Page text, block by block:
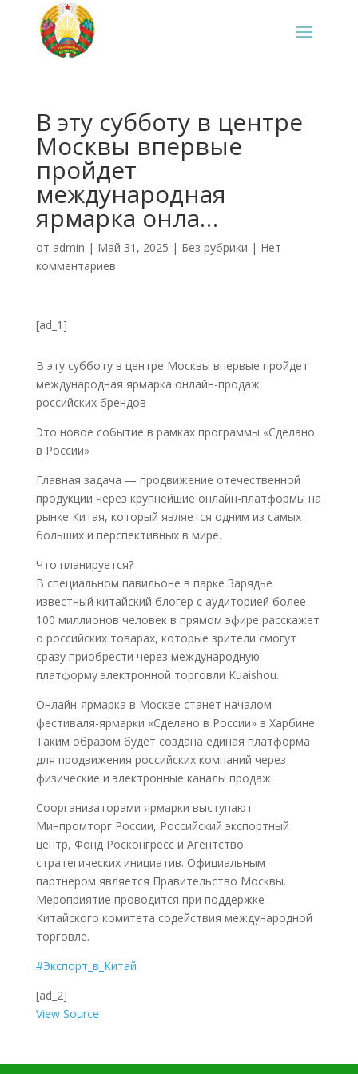
‍В эту субботу в центре
Москвы впервые
пройдет
международная
ярмарка онла…
от admin | Май 31, 2025 | Без рубрики | Нет
комментариев
[ad_1]
В эту субботу в центре Москвы впервые пройдет
международная ярмарка онлайн-продаж
российских брендов
Это новое событие в рамках программы «Сделано
в России»
Главная задача — продвижение отечественной
продукции через крупнейшие онлайн-платформы на
рынке Китая, который является одним из самых
больших и перспективных в мире.
Что планируется?
В специальном павильоне в парке Зарядье
известный китайский блогер с аудиторией более
100 миллионов человек в прямом эфире расскажет
о российских товарах, которые зрители смогут
сразу приобрести через международную
платформу электронной торговли Kuaishou.
Онлайн-ярмарка в Москве станет началом
фестиваля-ярмарки «Сделано в России» в Харбине.
Таким образом будет создана единая платформа
для продвижения российских компаний через
физические и электронные каналы продаж.
Соорганизаторами ярмарки выступают
Минпромторг России, Российский экспортный
центр, Фонд Росконгресс и Агентство
стратегических инициатив. Официальным
партнером является Правительство Москвы.
Мероприятие проводится при поддержке
Китайского комитета содействия международной
торговле.
#Экспорт_в_Китай
[ad_2]
View Source